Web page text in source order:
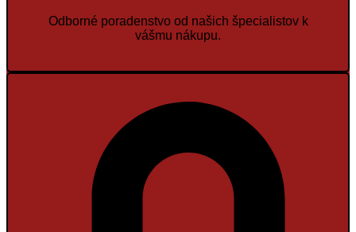
Odborné poradenstvo od našich špecialistov k
vášmu nákupu.